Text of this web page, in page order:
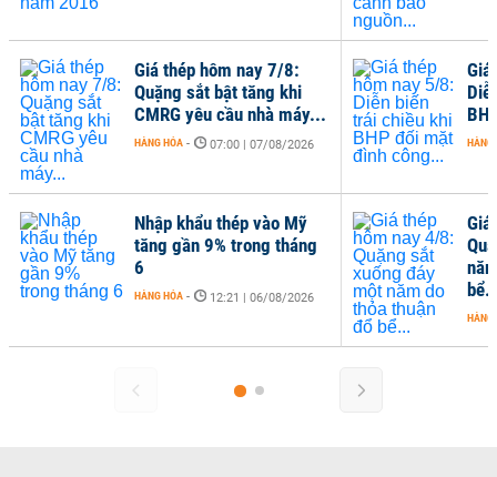
Giá thép hôm nay 7/8:
Quặng sắt bật tăng khi
CMRG yêu cầu nhà máy...
HÀNG HÓA - 07:00 | 07/08/2026
Nhập khẩu thép vào Mỹ
tăng gần 9% trong tháng
6
HÀNG HÓA - 12:21 | 06/08/2026
HÀNG
HÀNG